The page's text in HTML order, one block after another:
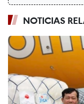
NOTICIAS